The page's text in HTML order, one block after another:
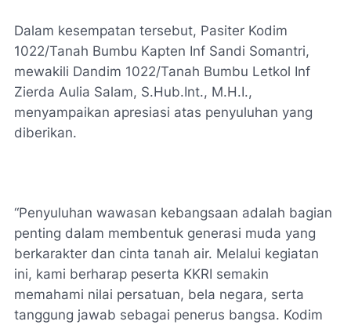
Dalam kesempatan tersebut, Pasiter Kodim
1022/Tanah Bumbu Kapten Inf Sandi Somantri,
mewakili Dandim 1022/Tanah Bumbu Letkol Inf
Zierda Aulia Salam, S.Hub.Int., M.H.I.,
menyampaikan apresiasi atas penyuluhan yang
diberikan.
“Penyuluhan wawasan kebangsaan adalah bagian
penting dalam membentuk generasi muda yang
berkarakter dan cinta tanah air. Melalui kegiatan
ini, kami berharap peserta KKRI semakin
memahami nilai persatuan, bela negara, serta
tanggung jawab sebagai penerus bangsa. Kodim